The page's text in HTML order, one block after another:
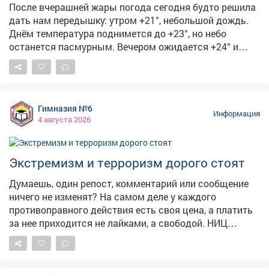
укрепление продовольственной безопасности,
повышение экономической устойчивости всего
региона.
После вчерашней жары погода сегодня будто решила
дать нам передышку: утром +21°, небольшой дождь.
Днём температура поднимется до +23°, но небо
останется пасмурным. Вечером ожидается +24° и
облачно с прояснениями, а ночью похолодает до +17°-
пасмурно. 🏙5августа чествуем изобретение, без
город. 🚦С Международным днём светофора! Первый
светофор появился в 1868году в Лондоне-он был
механическим, работал на газе и управлялся вручную.
Электрическую версию с красным и зелёным
жёлтый цвет добавили позже, чтобы предупреждать о
смене сигнала. В России светофоры начали
появляться в 1930‑х годах.
Гимназия №6
4 августа 2026
Информация
Экстремизм и терроризм дорого стоят
Думаешь, один репост, комментарий или сообщение
ничего не изменят? На самом деле у каждого
противоправного действия есть своя цена, а платить
за нее приходится не лайками, а свободой. НИЦ
Мониторинга и профилактики подготовил «прайс-
лист», который наглядно показывает последствия